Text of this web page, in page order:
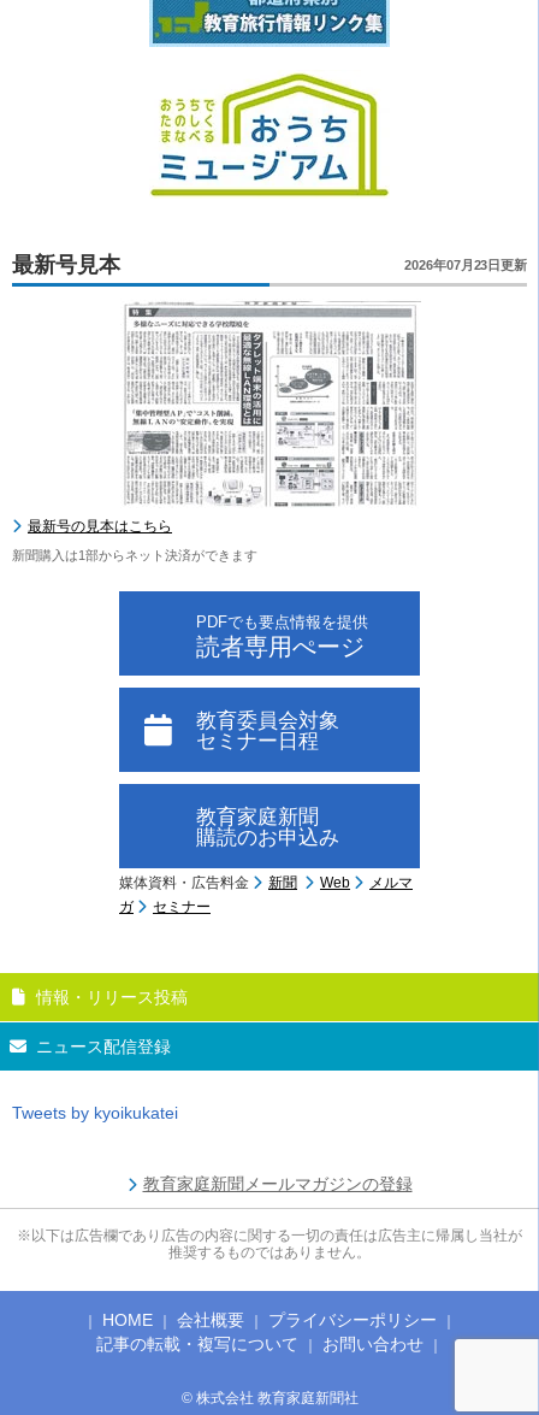
最新号見本 2026年07月23日更新
最新号の見本はこちら
新聞購入は1部からネット決済ができます
PDFでも要点情報を提供
読者専用ぺージ
教育委員会対象
セミナー日程
教育家庭新聞
購読のお申込み
媒体資料・広告料金 新聞 Web
メルマ
ガ
セミナー
情報・リリース投稿
ニュース配信登録
Tweets by kyoikukatei
教育家庭新聞メールマガジンの登録
※以下は広告欄であり広告の内容に関する一切の責任は広告主に帰属し当社が
推奨するものではありません。
© 株式会社 教育家庭新聞社
HOME 会社概要
プライバシーポリシー
記事の転載・複写について
お問い合わせ